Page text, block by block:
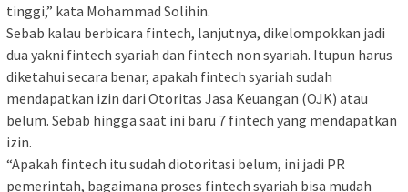
tinggi,” kata Mohammad Solihin.
Sebab kalau berbicara fintech, lanjutnya, dikelompokkan jadi
dua yakni fintech syariah dan fintech non syariah. Itupun harus
diketahui secara benar, apakah fintech syariah sudah
mendapatkan izin dari Otoritas Jasa Keuangan (OJK) atau
belum. Sebab hingga saat ini baru 7 fintech yang mendapatkan
izin.
“Apakah fintech itu sudah diotoritasi belum, ini jadi PR
pemerintah, bagaimana proses fintech syariah bisa mudah